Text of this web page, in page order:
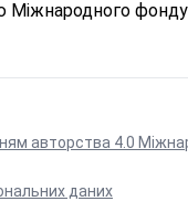
Міжнародного
авторства 4.0
даних